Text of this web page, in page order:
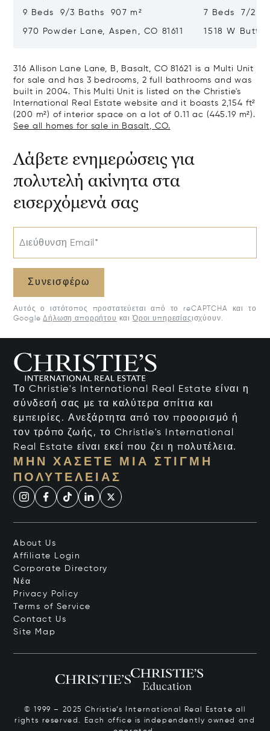
9 Beds 9/3 Baths 907 m²
970 Powder Lane, Aspen, CO 81611
7 Beds 7/2
1518 W
316 Allison Lane Lane, B, Basalt, CO 81621 is a Multi Unit
for sale and has 3 bedrooms, 2 full bathrooms and was
built in 2004. This Multi Unit is listed on the Christie's
International Real Estate website and it boasts 2,154 ft²
(200 m²) of interior space on a lot of 0.11 ac (445.19 m²).
See all homes for sale in Basalt, CO.
Λάβετε ενημερώσεις για
πολυτελή ακίνητα στα
εισερχόμενά σας
Διεύθυνση Email*
Συνεισφέρω
Αυτός ο ιστότοπος προστατεύεται από το reCAPTCHA και το
Google Δήλωση απορρήτου καιΌροι υπηρεσίαςισχύουν.
Το Christie's International Real Estate είναι η
σύνδεσή σας με τα καλύτερα σπίτια και
εμπειρίες. Ανεξάρτητα από τον προορισμό ή
τον τρόπο ζωής, το Christie's International
Real Estate είναι εκεί που ζει η πολυτέλεια.
ΜΗΝ ΧΆΣΕΤΕ ΜΙΑ ΣΤΙΓΜΉ
ΠΟΛΥΤΈΛΕΙΑΣ
About Us
Affiliate Login
Corporate Directory
Νέα
Privacy Policy
Terms of Service
Contact Us
Site Map
© 1999 – 2025 Christie’s International Real Estate all
rights reserved. Each office is independently owned and